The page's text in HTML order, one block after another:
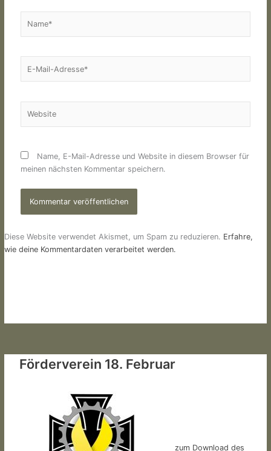
Mail-
Name, E-Mail-Adresse und Website in diesem Browser für
meinen nächsten Kommentar speichern.
Diese Website verwendet Akismet, um Spam zu reduzieren. Erfahre,
wie deine Kommentardaten verarbeitet werden.
Förderverein 18. Februar
zum Download des